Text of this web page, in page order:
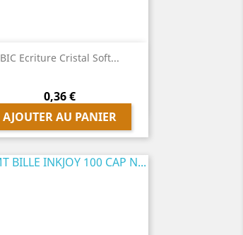
BIC Ecriture Cristal Soft...
Prix
0,36 €
AJOUTER AU PANIER
 Aperçu rapide